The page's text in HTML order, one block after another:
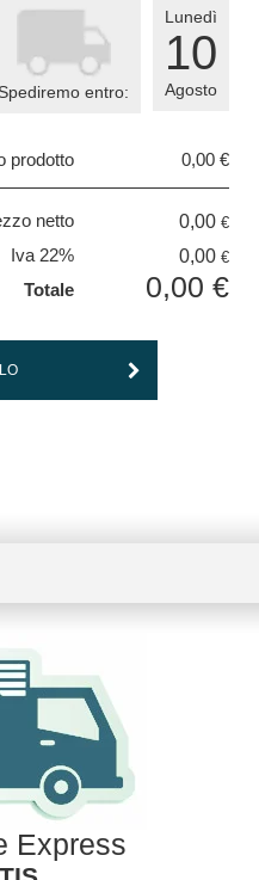
Lunedì
10
Agosto
Spediremo entro:
prodotto 0,00 €
netto 0,00 €
Iva 22% 0,00 €
Totale 0,00 €
Express